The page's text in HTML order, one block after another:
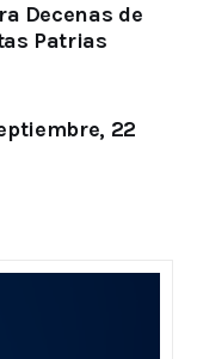
Decenas de
Patrias
22